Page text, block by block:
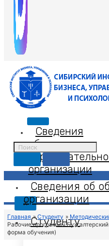
Сведения
об
организации
X
Сведения об
организации
Студенту
Главная Студенту
Рабочие программы
форма обучения)